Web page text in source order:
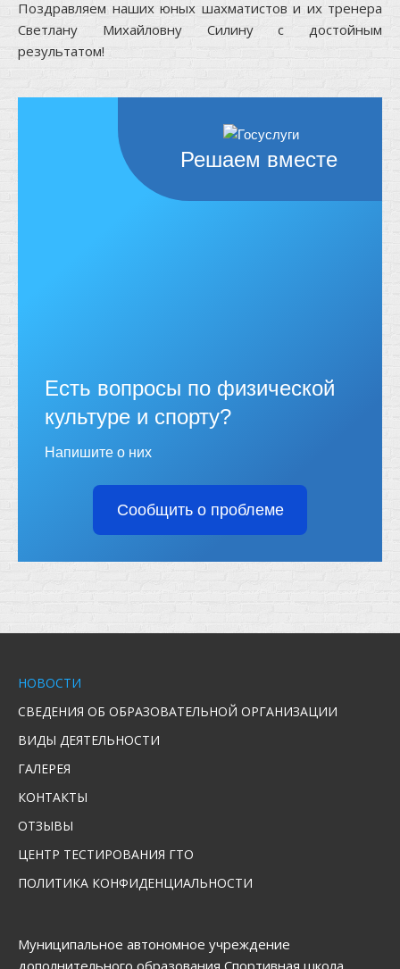
Поздравляем наших юных шахматистов и их тренера
Светлану Михайловну Силину с достойным
результатом!
Решаем вместе
Есть вопросы по физической
культуре и спорту?
Напишите о них
Сообщить о проблеме
НОВОСТИ
СВЕДЕНИЯ ОБ ОБРАЗОВАТЕЛЬНОЙ ОРГАНИЗАЦИИ
ВИДЫ ДЕЯТЕЛЬНОСТИ
ГАЛЕРЕЯ
КОНТАКТЫ
ОТЗЫВЫ
ЦЕНТР ТЕСТИРОВАНИЯ ГТО
ПОЛИТИКА КОНФИДЕНЦИАЛЬНОСТИ
Муниципальное автономное учреждение
дополнительного образования Спортивная школа